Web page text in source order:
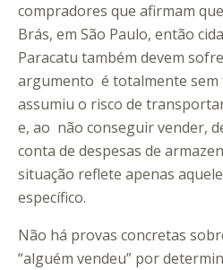
compradores que afirmam
Brás, em São Paulo, então
Paracatu também devem
argumento é totalmente sem
assumiu o risco de
e, ao não conseguir vender,
conta de despesas de
situação reflete apenas
específico.
Não há provas concretas
“alguém vendeu” por